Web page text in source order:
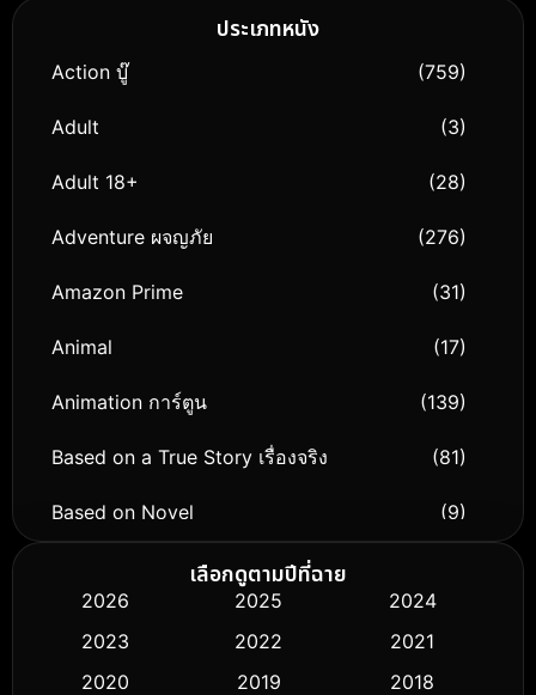
ประเภทหนัง
Action บู๊ (759)
Adult (3)
Adult 18+ (28)
Adventure ผจญภัย (276)
Amazon Prime (31)
Animal (17)
Animation การ์ตูน (139)
Based on a True Story เรื่องจริง (81)
Based on Novel (9)
Biography ชีวิตจริง
Classic หนังคลาสสิก (50)
เลือกดูตามปีที่ฉาย
2026 2025
2024
2023
2022
2021
2020
2019
2018